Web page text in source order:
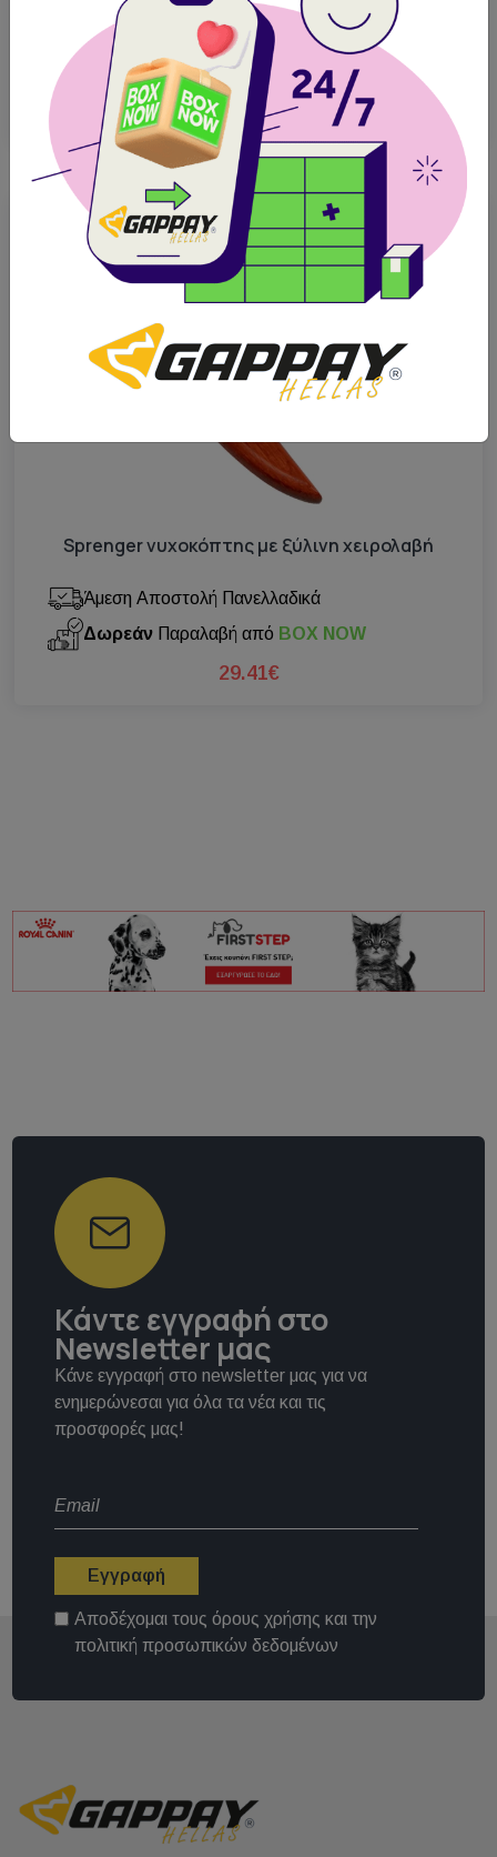
Δωρεάν
Παραλαβή από
BOX NOW
10.82€
BOX NOW
12.00€
Κορυφαία ποιότητα
Sprenger νυχοκόπτης με ξύλινη χειρολαβή
Άμεση Αποστολή Πανελλαδικά
Δωρεάν Παραλαβή από BOX NOW
29.41€
Κάντε εγγραφή στο
Newsletter μας
Κάνε εγγραφή στο newsletter μας για να
ενημερώνεσαι για όλα τα νέα και τις
προσφορές μας!
Εγγραφή
Αποδέχομαι τους όρους χρήσης και την
πολιτική προσωπικών δεδομένων